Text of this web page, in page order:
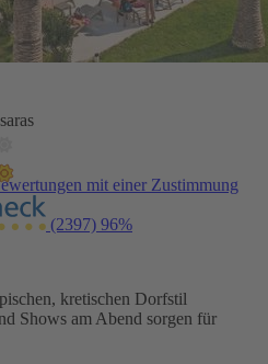
mit einer Zustimmung
(2397) 96%
kretischen Dorfstil
Shows am Abend sorgen für